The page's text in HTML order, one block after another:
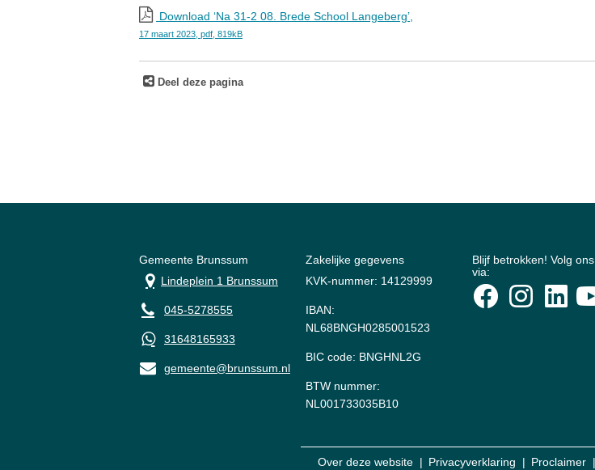
Download ‘Na 31-2 08. Brede School Langeberg’,
17 maart 2023, pdf , 819kB
Deel deze pagina
Gemeente Brunssum
Lindeplein 1 Brunssum
045-5278555
31648165933
gemeente@brunssum.nl
Zakelijke gegevens
KVK-nummer: 14129999
IBAN:
NL68BNGH0285001523
BIC code: BNGHNL2G
BTW nummer:
NL001733035B10
Blijf betrokken! Volg ons
via:
Over deze website Privacyverklaring Proclaimer